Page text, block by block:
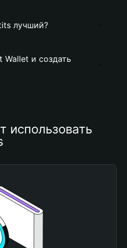
лучший?
Wallet и создать
использовать